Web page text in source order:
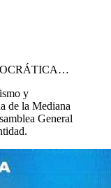
y
de la Mediana
General